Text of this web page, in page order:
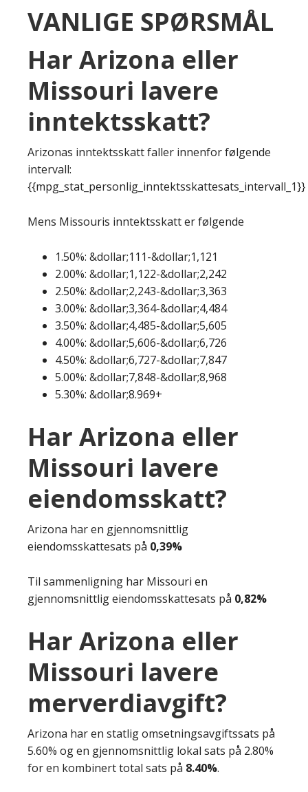
VANLIGE SPØRSMÅL
Har Arizona eller
Missouri lavere
inntektsskatt?
Arizonas inntektsskatt faller innenfor følgende
intervall:
{{mpg_stat_personlig_inntektsskattesats_intervall_1}}
Mens Missouris inntektsskatt er følgende
1.50%: &dollar;111-&dollar;1,121
2.00%: &dollar;1,122-&dollar;2,242
2.50%: &dollar;2,243-&dollar;3,363
3.00%: &dollar;3,364-&dollar;4,484
3.50%: &dollar;4,485-&dollar;5,605
4.00%: &dollar;5,606-&dollar;6,726
4.50%: &dollar;6,727-&dollar;7,847
5.00%: &dollar;7,848-&dollar;8,968
5.30%: &dollar;8.969+
Har Arizona eller
Missouri lavere
eiendomsskatt?
Arizona har en gjennomsnittlig
eiendomsskattesats på 0,39%
Til sammenligning har Missouri en
gjennomsnittlig eiendomsskattesats på 0,82%
Har Arizona eller
Missouri lavere
merverdiavgift?
Arizona har en statlig omsetningsavgiftssats på
5.60% og en gjennomsnittlig lokal sats på 2.80%
for en kombinert total sats på 8.40%.